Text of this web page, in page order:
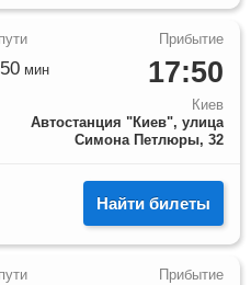
17:50
Киев
Автостанция "Киев", улица
Симона Петлюры, 32
50мин
Найти билеты